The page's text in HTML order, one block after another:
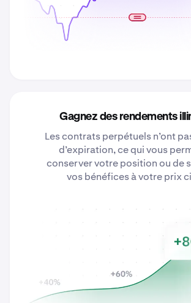
Gagnez des rendements
Les contrats perpétuels n’ont
d’expiration, ce qui vous
conserver votre position ou de
vos bénéfices à votre prix